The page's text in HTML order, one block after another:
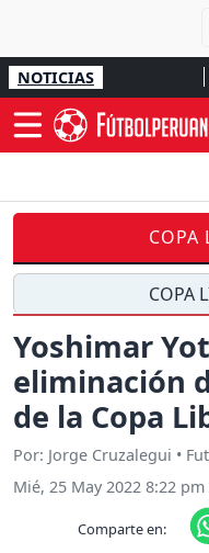
NOTICIAS
COPA
COPA
Yoshimar
eliminación
de la Copa
Por: Jorge Cruzalegui •
Mié, 25 May 2022 8:22 pm
Comparte en: